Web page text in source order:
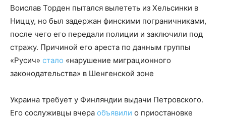
Воислав Торден пытался вылететь из Хельсинки в
Ниццу, но был задержан финскими пограничниками,
после чего его передали полиции и заключили под
стражу. Причиной его ареста по данным группы
«Русич» стало «нарушение миграционного
законодательства» в Шенгенской зоне
Украина требует у Финляндии выдачи Петровского.
Его сослуживцы вчера объявили о приостановке